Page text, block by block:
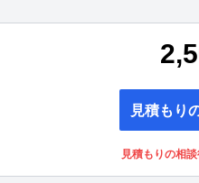
見積もり
見積もりの相